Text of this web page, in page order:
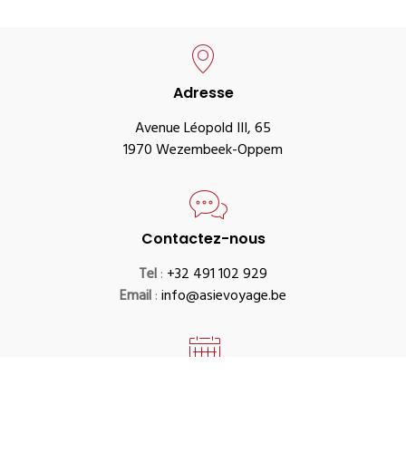
Adresse
Avenue Léopold III, 65
1970 Wezembeek-Oppem
Contactez-nous
Tel: +32 491 102 929
Email:info@asievoyage.be